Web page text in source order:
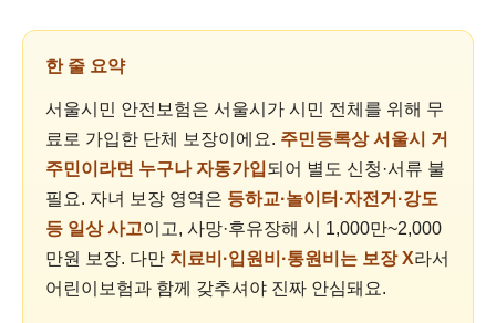
한 줄 요약
서울시민 안전보험은 서울시가 시민 전체를 위해 무
료로 가입한 단체 보장이에요. 주민등록상 서울시 거
주민이라면 누구나 자동가입되어 별도 신청·서류 불
필요. 자녀 보장 영역은 등하교·놀이터·자전거·강도
등 일상 사고이고, 사망·후유장해 시 1,000만~2,000
만원 보장. 다만 치료비·입원비·통원비는 보장 X라서
어린이보험과 함께 갖추셔야 진짜 안심돼요.